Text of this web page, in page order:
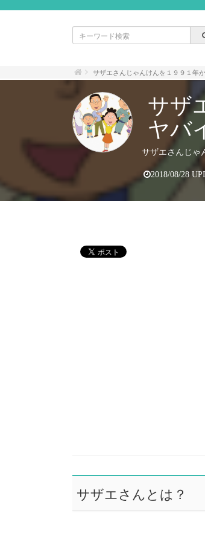
サザエさんじゃんけんを１９９１年
サザ
ヤバ
サザエさんじゃ
2018/08/28
サザエさんとは？